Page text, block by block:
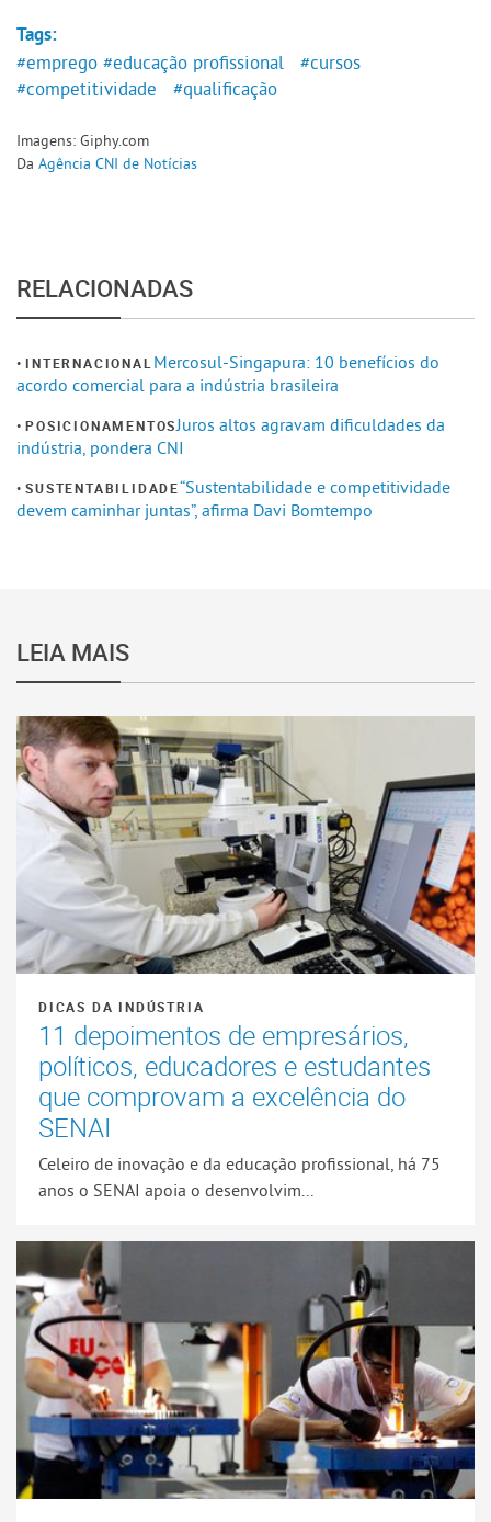
Tags:
#emprego #educação profissional
#cursos
#competitividade
#qualificação
Imagens: Giphy.com
Da Agência CNI de Notícias
RELACIONADAS
INTERNACIONAL Mercosul-Singapura: 10 benefícios do
acordo comercial para a indústria brasileira
POSICIONAMENTOSJuros altos agravam dificuldades da
indústria, pondera CNI
SUSTENTABILIDADE“Sustentabilidade e competitividade
devem caminhar juntas”, afirma Davi Bomtempo
LEIA MAIS
DICAS DA INDÚSTRIA
11 depoimentos de empresários,
políticos, educadores e estudantes
que comprovam a excelência do
SENAI
Celeiro de inovação e da educação profissional, há 75
anos o SENAI apoia o desenvolvim...